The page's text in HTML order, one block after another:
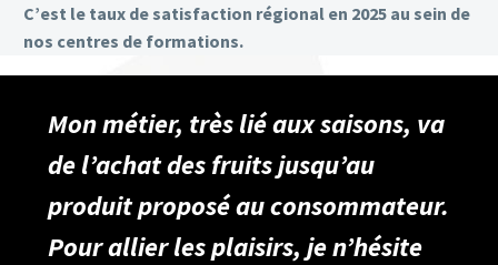
C’est le taux de satisfaction régional en 2025 au sein de
nos centres de formations.
Mon métier, très lié aux saisons, va
de l’achat des fruits jusqu’au
produit proposé au consommateur.
Pour allier les plaisirs, je n’hésite